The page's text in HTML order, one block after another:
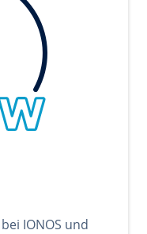
IONOS und